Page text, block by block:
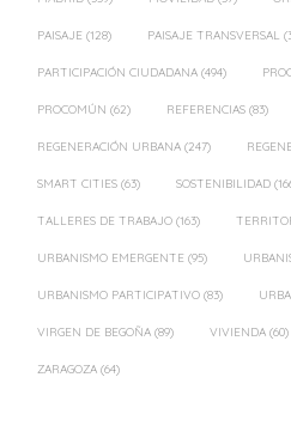
PAISAJE (128) PAISAJE TRANSVERSAL
PARTICIPACIÓN CIUDADANA (494)
PROCOMÚN (62) REFERENCIAS (83)
REGENERACIÓN URBANA (247)
SMART CITIES (63) SOSTENIBILIDAD
TALLERES DE TRABAJO (163)
URBANISMO EMERGENTE (95)
URBANISMO PARTICIPATIVO (83)
VIRGEN DE BEGOÑA (89) VIVIENDA (60)
ZARAGOZA (64)